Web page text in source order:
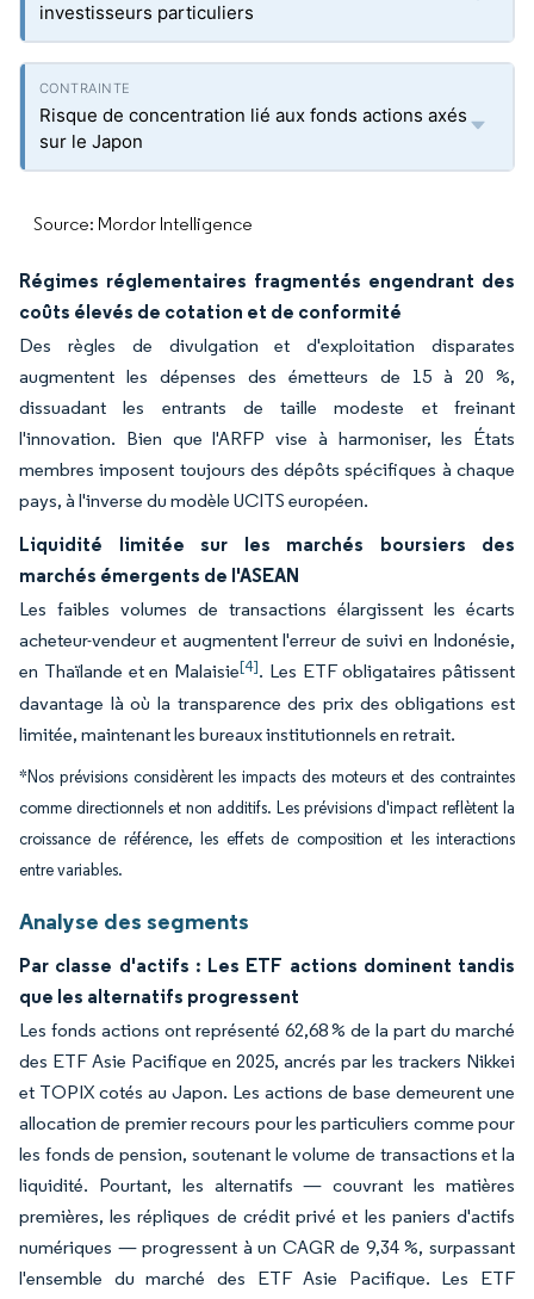
investisseurs particuliers
Risque de concentration lié aux fonds actions axés
sur le Japon
Source: Mordor Intelligence
Régimes réglementaires fragmentés engendrant des
coûts élevés de cotation et de conformité
Des règles de divulgation et d'exploitation disparates
augmentent les dépenses des émetteurs de 15 à 20 %,
dissuadant les entrants de taille modeste et freinant
l'innovation. Bien que l'ARFP vise à harmoniser, les États
membres imposent toujours des dépôts spécifiques à chaque
pays, à l'inverse du modèle UCITS européen.
Liquidité limitée sur les marchés boursiers des
marchés émergents de l'ASEAN
Les faibles volumes de transactions élargissent les écarts
acheteur-vendeur et augmentent l'erreur de suivi en Indonésie,
en Thaïlande et en Malaisie[4]. Les ETF obligataires pâtissent
davantage là où la transparence des prix des obligations est
limitée, maintenant les bureaux institutionnels en retrait.
*Nos prévisions considèrent les impacts des moteurs et des contraintes
comme directionnels et non additifs. Les prévisions d'impact reflètent la
croissance de référence, les effets de composition et les interactions
entre variables.
Analyse des segments
Par classe d'actifs : Les ETF actions dominent tandis
que les alternatifs progressent
Les fonds actions ont représenté 62,68 % de la part du marché
des ETF Asie Pacifique en 2025, ancrés par les trackers Nikkei
et TOPIX cotés au Japon. Les actions de base demeurent une
allocation de premier recours pour les particuliers comme pour
les fonds de pension, soutenant le volume de transactions et la
liquidité. Pourtant, les alternatifs — couvrant les matières
premières, les répliques de crédit privé et les paniers d'actifs
numériques — progressent à un CAGR de 9,34 %, surpassant
l'ensemble du marché des ETF Asie Pacifique. Les ETF